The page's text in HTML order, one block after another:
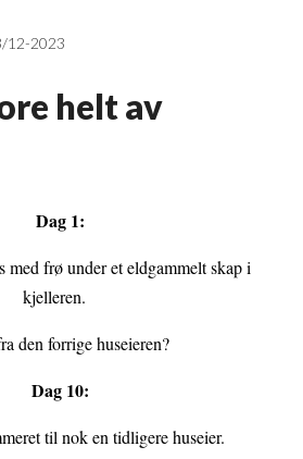
12-2023
helt av
Dag 1:
med frø under et eldgammelt skap i
kjelleren.
den forrige huseieren?
Dag 10:
til nok en tidligere huseier.